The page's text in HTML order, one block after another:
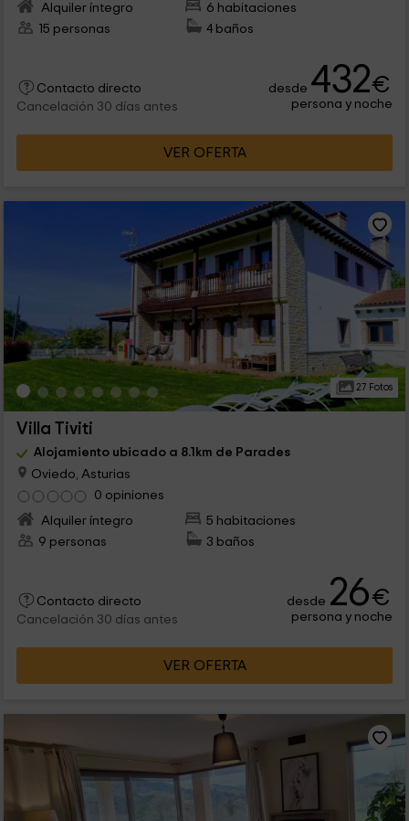
Alquiler íntegro
6 habitaciones
15 personas
4 baños
Contacto directo
Cancelación 30 días antes
desde 432€
persona y noche
VER OFERTA
27 Fotos
Villa Tiviti
Alojamiento ubicado a 8.1km de Parades
Oviedo, Asturias
0 opiniones
Alquiler íntegro
5 habitaciones
9 personas
3 baños
Contacto directo
Cancelación 30 días antes
desde 26€
persona y noche
VER OFERTA